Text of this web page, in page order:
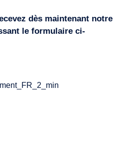
dès maintenant notre
le formulaire ci-